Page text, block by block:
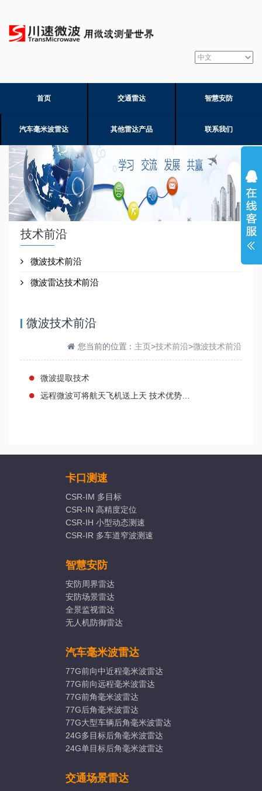
首页 交通雷达 智慧安防
汽车毫米波雷达 其他雷达产品 联系我们
技术前沿
微波技术前沿
微波雷达技术前沿
微波技术前沿
您当前的位置： 主页>技术前沿>微波技术前沿
微波提取技术
卡口测速
CSR-IM 多目标
CSR-IN 高精度定位
CSR-IH 小型动态测速
CSR-IR 多车道窄波测速
智慧安防
安防周界雷达
安防场景雷达
全景监视雷达
无人机防御雷达
汽车毫米波雷达
77G前向中近程毫米波雷达
77G前向远程毫米波雷达
77G前角毫米波雷达
77G后角毫米波雷达
77G大型车辆后角毫米波雷达
24G多目标后角毫米波雷达
24G单目标后角毫米波雷达
交通场景雷达